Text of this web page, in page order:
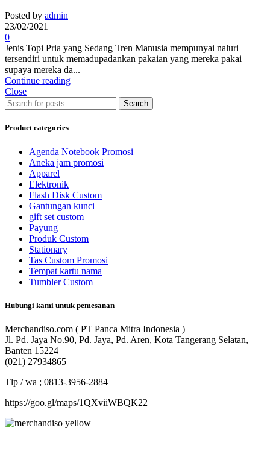
Posted by admin
23/02/2021
0
Jenis Topi Pria yang Sedang Tren Manusia mempunyai naluri
tersendiri untuk memadupadankan pakaian yang mereka pakai
supaya mereka da...
Continue reading
Close
Search
Product categories
Agenda Notebook Promosi
Aneka jam promosi
Apparel
Elektronik
Flash Disk Custom
Gantungan kunci
gift set custom
Payung
Produk Custom
Stationary
Tas Custom Promosi
Tempat kartu nama
Tumbler Custom
Hubungi kami untuk pemesanan
Merchandiso.com ( PT Panca Mitra Indonesia )
Jl. Pd. Jaya No.90, Pd. Jaya, Pd. Aren, Kota Tangerang Selatan,
Banten 15224
(021) 27934865
Tlp / wa ; 0813-3956-2884
https://goo.gl/maps/1QXviiWBQK22